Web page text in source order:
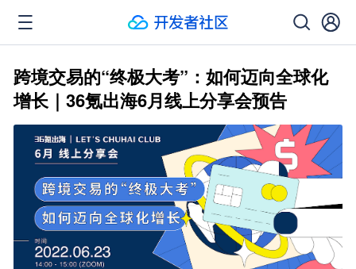
跨境交易的“终极大考”：如何迈向全球化
增长｜36氪出海6月线上分享会预告